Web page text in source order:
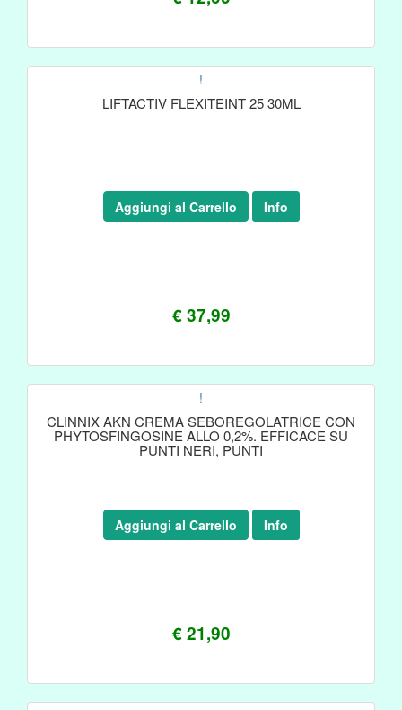
!
LIFTACTIV FLEXITEINT 25 30ML
€ 37,99
Aggiungi al Carrello Info
!
CLINNIX AKN CREMA SEBOREGOLATRICE CON
PHYTOSFINGOSINE ALLO 0,2%. EFFICACE SU
PUNTI NERI, PUNTI
€ 21,90
Aggiungi al Carrello Info